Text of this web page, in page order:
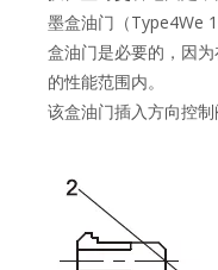
墨盒油门（Type4We
盒油门是必要的，因
的性能范围内。
该盒油门插入方向控制